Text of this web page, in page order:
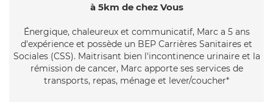
à 5km de chez Vous
Énergique, chaleureux et communicatif, Marc a 5 ans
d'expérience et possède un BEP Carrières Sanitaires et
Sociales (CSS). Maitrisant bien l'incontinence urinaire et la
rémission de cancer, Marc apporte ses services de
transports, repas, ménage et lever/coucher*